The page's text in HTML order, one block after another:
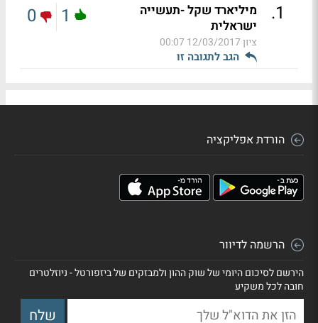
1
.
מיליארד שקל -תעשייה
ישראלית
ציון12/03/2017 00:07
הגב לתגובה זו
1
0
הורדת אפליקציה
הרשמה לדיוור
הירשם לסיכום היומי של שוק ההון ולמבזקים של ביזפורטל - ניוזלטרים
חובה לכל משקיע